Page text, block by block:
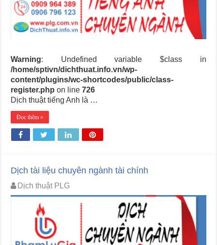
Warning: Undefined variable $class in
/home/sptivn/dichthuat.info.vn/wp-
content/plugins/wc-shortcodes/public/class-
register.php on line726
Dịch thuật tiếng Anh là …
Đọc thêm »
Dịch tài liệu chuyên ngành tài chính
Dịch thuật PLG